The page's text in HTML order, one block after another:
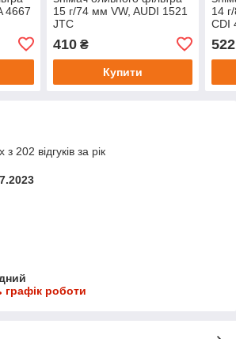
4667
15 г/74 мм VW, AUDI 1521
JTC
410₴
Купити
14
CDI
522
202 відгуків за рік
графік роботи